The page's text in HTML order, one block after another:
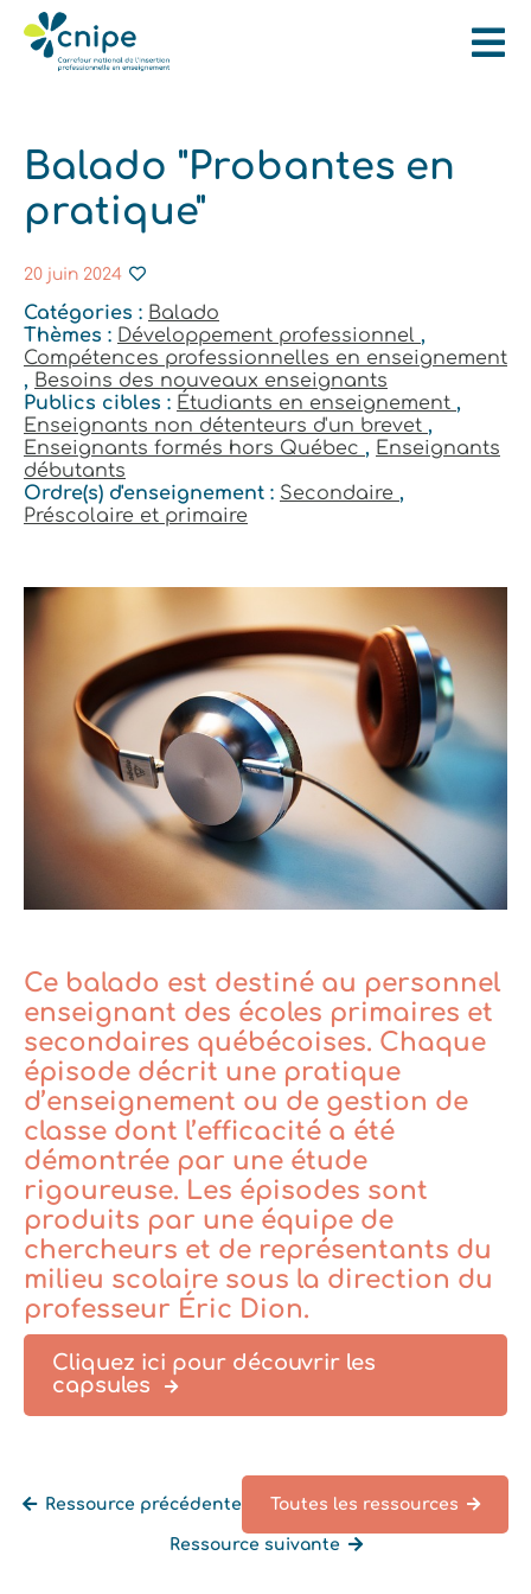
Balado "Probantes en
pratique"
20 juin 2024
Catégories : Balado
Thèmes : Développement professionnel ,
Compétences professionnelles en enseignement
, Besoins des nouveaux enseignants
Publics cibles : Étudiants en enseignement ,
Enseignants non détenteurs d'un brevet ,
Enseignants formés hors Québec , Enseignants
débutants
Ordre(s) d'enseignement : Secondaire ,
Préscolaire et primaire
Ce balado est destiné au personnel
enseignant des écoles primaires et
secondaires québécoises. Chaque
épisode décrit une pratique
d’enseignement ou de gestion de
classe dont l’efficacité a été
démontrée par une étude
rigoureuse. Les épisodes sont
produits par une équipe de
chercheurs et de représentants du
milieu scolaire sous la direction du
professeur Éric Dion.
Cliquez ici pour découvrir les
capsules
Ressource précédente Toutes les ressources
Ressource suivante